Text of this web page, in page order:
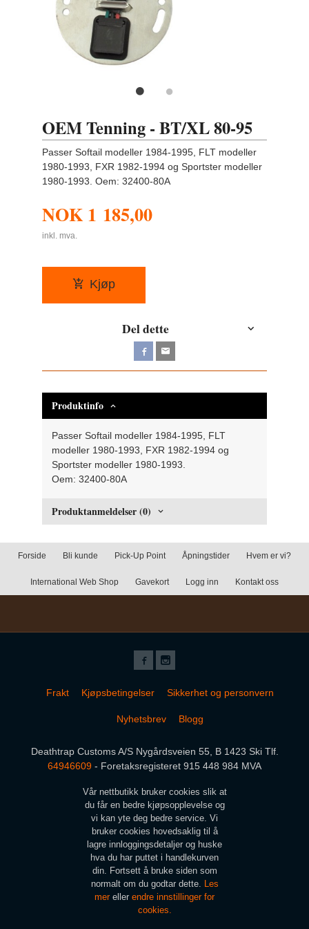
OEM Tenning - BT/XL 80-95
Passer Softail modeller 1984-1995, FLT modeller
1980-1993, FXR 1982-1994 og Sportster modeller
1980-1993. Oem: 32400-80A
NOK 1 185,00
inkl. mva.
Kjøp
Del dette
Produktinfo
Passer Softail modeller 1984-1995, FLT
modeller 1980-1993, FXR 1982-1994 og
Sportster modeller 1980-1993.
Oem: 32400-80A
Produktanmeldelser (0)
Forside Bli kunde Pick-Up Point Åpningstider Hvem er vi?
International Web Shop Gavekort Logg inn Kontakt oss
Frakt Kjøpsbetingelser Sikkerhet og personvern
Nyhetsbrev Blogg
Deathtrap Customs A/S Nygårdsveien 55, B 1423 Ski Tlf.
64946609 - Foretaksregisteret 915 448 984 MVA
Vår nettbutikk bruker cookies slik at
du får en bedre kjøpsopplevelse og
vi kan yte deg bedre service. Vi
bruker cookies hovedsaklig til å
lagre innloggingsdetaljer og huske
hva du har puttet i handlekurven
din. Fortsett å bruke siden som
normalt om du godtar dette. Les
mer eller endre innstillinger for
cookies.